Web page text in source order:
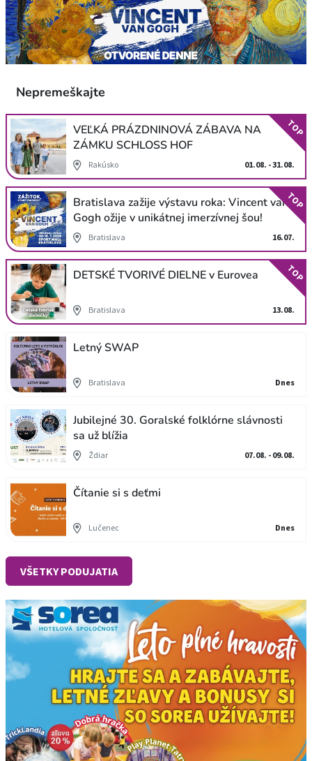
Nepremeškajte
VEĽKÁ PRÁZDNINOVÁ ZÁBAVA NA
ZÁMKU SCHLOSS HOF
Rakúsko 01.08. - 31.08.
TOP
Bratislava zažije výstavu roka: Vincent van
Gogh ožije v unikátnej imerzívnej šou!
Bratislava 16.07.
TOP
DETSKÉ TVORIVÉ DIELNE v Eurovea
Bratislava 13.08.
TOP
Letný SWAP
Bratislava Dnes
Jubilejné 30. Goralské folklórne slávnosti
sa už blížia
Ždiar 07.08. - 09.08.
Čítanie si s deťmi
Lučenec Dnes
VŠETKY PODUJATIA